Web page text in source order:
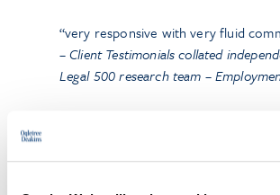
“very responsive with veryfluid
–Client Testimonials collated
Legal 500 research team –
–Client Testimonials collated